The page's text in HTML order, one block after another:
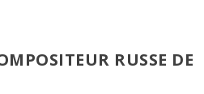
RUSSE DE